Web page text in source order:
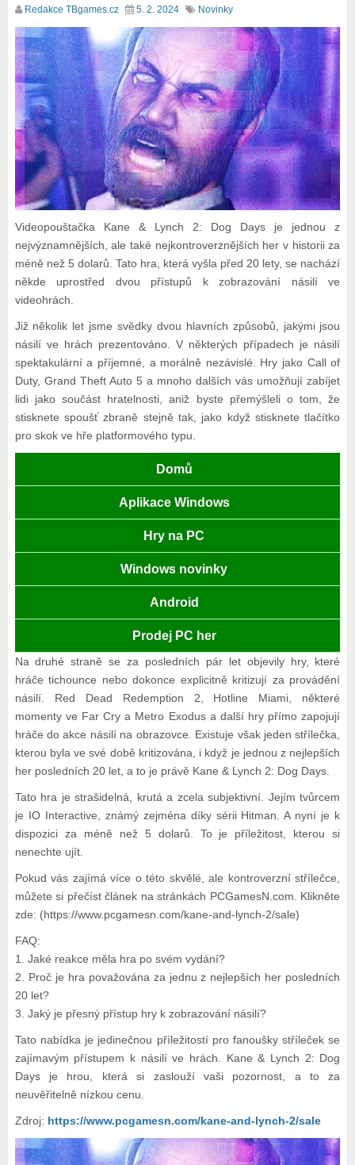
Redakce TBgames.cz 5. 2. 2024 Novinky
Videopouštačka Kane & Lynch 2: Dog Days je jednou z
nejvýznamnějších, ale také nejkontroverznějších her v historii za
méně než 5 dolarů. Tato hra, která vyšla před 20 lety, se nachází
někde uprostřed dvou přístupů k zobrazování násilí ve
videohrách.
Již několik let jsme svědky dvou hlavních způsobů, jakými jsou
násilí ve hrách prezentováno. V některých případech je násilí
spektakulární a příjemné, a morálně nezávislé. Hry jako Call of
Duty, Grand Theft Auto 5 a mnoho dalších vás umožňují zabíjet
lidi jako součást hratelnosti, aniž byste přemýšleli o tom, že
stisknete spoušť zbraně stejně tak, jako když stisknete tlačítko
pro skok ve hře platformového typu.
Domů
Aplikace Windows
Hry na PC
Windows novinky
Android
Prodej PC her
Na druhé straně se za posledních pár let objevily hry, které
hráče tichounce nebo dokonce explicitně kritizují za provádění
násilí. Red Dead Redemption 2, Hotline Miami, některé
momenty ve Far Cry a Metro Exodus a další hry přímo zapojují
hráče do akce násilí na obrazovce. Existuje však jeden střílečka,
kterou byla ve své době kritizována, i když je jednou z nejlepších
her posledních 20 let, a to je právě Kane & Lynch 2: Dog Days.
Tato hra je strašidelná, krutá a zcela subjektivní. Jejím tvůrcem
je IO Interactive, známý zejména díky sérii Hitman. A nyní je k
dispozici za méně než 5 dolarů. To je příležitost, kterou si
nenechte ujít.
Pokud vás zajímá více o této skvělé, ale kontroverzní střílečce,
můžete si přečíst článek na stránkách PCGamesN.com. Klikněte
zde: (https://www.pcgamesn.com/kane-and-lynch-2/sale)
FAQ:
1. Jaké reakce měla hra po svém vydání?
2. Proč je hra považována za jednu z nejlepších her posledních
20 let?
3. Jaký je přesný přístup hry k zobrazování násilí?
Tato nabídka je jedinečnou příležitostí pro fanoušky stříleček se
zajímavým přístupem k násilí ve hrách. Kane & Lynch 2: Dog
Days je hrou, která si zaslouží vaši pozornost, a to za
neuvěřitelně nízkou cenu.
Zdroj: https://www.pcgamesn.com/kane-and-lynch-2/sale